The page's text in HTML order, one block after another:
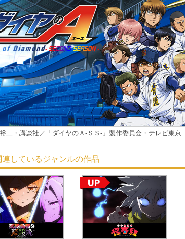
二・講談社／「ダイヤのＡ‐ＳＳ‐」製作委員会・テレビ東京
連しているジャンルの作品